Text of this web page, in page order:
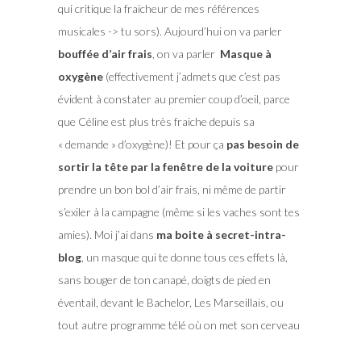
qui critique la fraicheur de mes références
musicales -> tu sors). Aujourd’hui on va parler
bouffée d’air frais , on va parler Masque à
oxygène(effectivement j’admets que c’est pas
évident à constater au premier coup d’oeil, parce
que Céline est plus très fraiche depuis sa
« demande » d’oxygène)! Et pour ça pas besoin de
sortir la tête par la fenêtre de la voiturepour
prendre un bon bol d’air frais, ni même de partir
s’exiler à la campagne (même si les vaches sont tes
amies). Moi j’ai dans ma boite à secret-intra-
blog, un masque qui te donne tous ces effets là,
sans bouger de ton canapé, doigts de pied en
éventail, devant le Bachelor, Les Marseillais, ou
tout autre programme télé où on met son cerveau